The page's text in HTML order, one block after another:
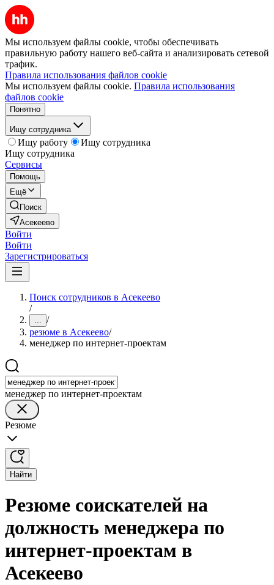
Мы используем файлы cookie, чтобы обеспечивать
правильную работу нашего веб-сайта и анализировать сетевой
трафик.
Правила использования файлов cookie
Мы используем файлы cookie. Правила использования
файлов cookie
Понятно
Ищу сотрудника
Ищу работу
Ищу сотрудника
Ищу сотрудника
Сервисы
Помощь
Ещё
Поиск
Асекеево
Войти
Войти
Зарегистрироваться
Поиск сотрудников в Асекеево
/
... /
резюме в Асекеево/
менеджер по интернет-проектам
менеджер по интернет-проектам
Резюме
Найти
Резюме соискателей на
должность менеджера по
интернет-проектам в
Асекеево